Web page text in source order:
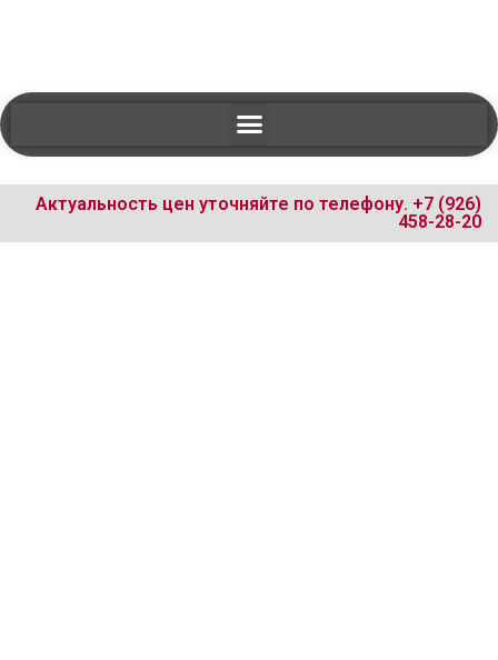
Актуальность цен уточняйте по телефону. +7 (926)
458-28-20